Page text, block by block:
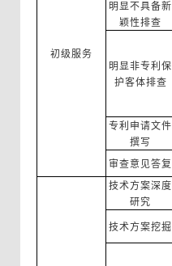
初级服务
明显不具备新
颖性排查
明显非专利保
护客体排查
专利申请文件
撰写
审查意见答复
技术方案深度
研究
技术方案挖掘